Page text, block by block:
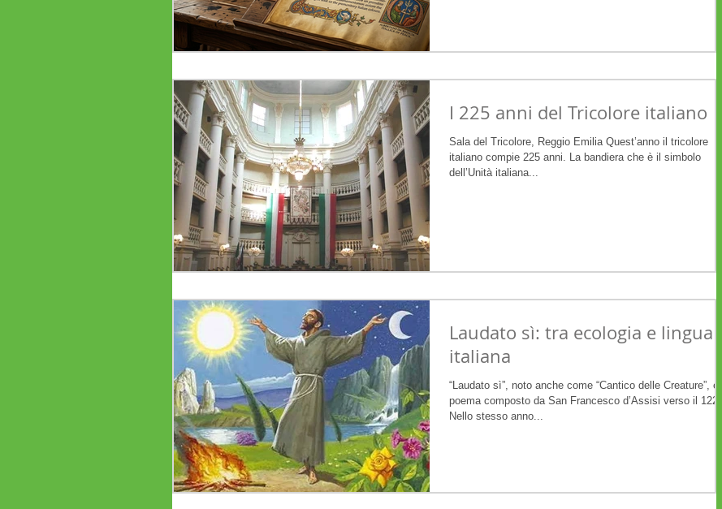
I 225 anni del Tricolore italiano
Sala del Tricolore, Reggio Emilia Quest’anno il tricolore
italiano compie 225 anni. La bandiera che è il simbolo
dell’Unità italiana...
Laudato sì: tra ecologia e lingua
italiana
“Laudato sì”, noto anche come “Cantico delle Creature”, è il
poema composto da San Francesco d’Assisi verso il 1224.
Nello stesso anno...